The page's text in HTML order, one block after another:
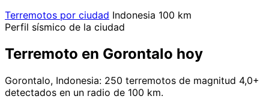
Terremotos por ciudad Indonesia 100 km
Perfil sísmico de la ciudad
Terremoto en Gorontalo hoy
Gorontalo, Indonesia: 250 terremotos de magnitud 4,0+
detectados en un radio de 100 km.